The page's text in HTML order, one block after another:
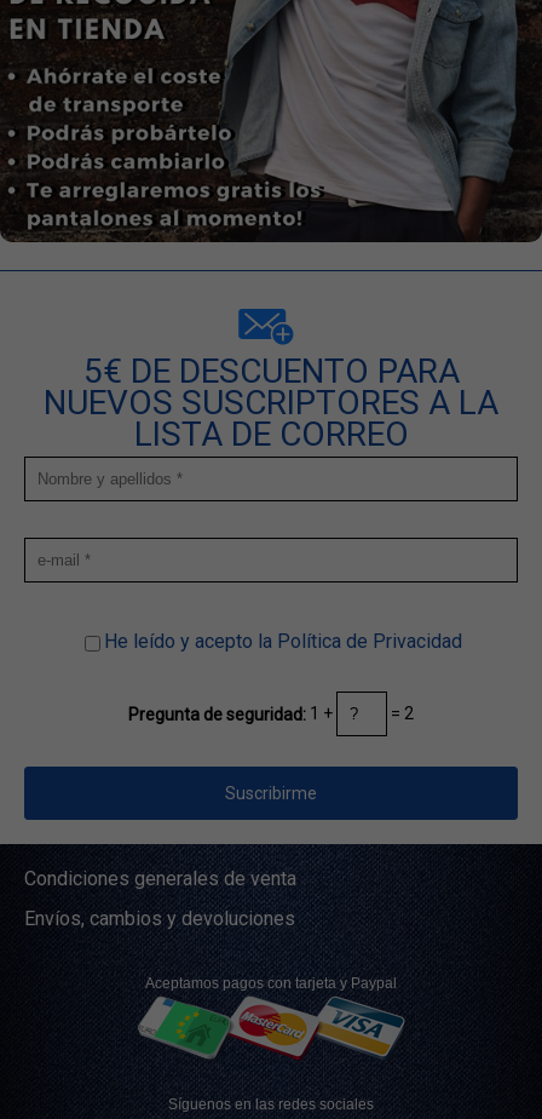
5€ DE DESCUENTO PARA
NUEVOS SUSCRIPTORES A LA
LISTA DE CORREO
He leído y acepto la Política de Privacidad
Pregunta de seguridad: 1 + = 2
Condiciones generales de venta
Envíos, cambios y devoluciones
Aceptamos pagos con tarjeta y Paypal
Síguenos en las redes sociales